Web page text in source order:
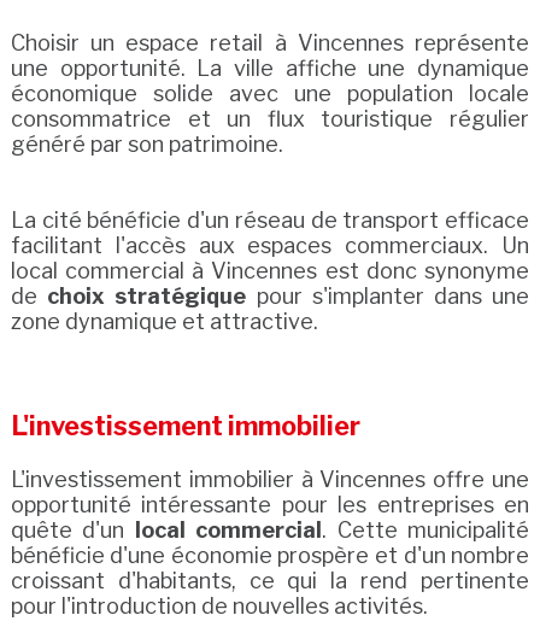
Choisir un espace retail à Vincennes représente
une opportunité. La ville affiche une dynamique
économique solide avec une population locale
consommatrice et un flux touristique régulier
généré par son patrimoine.
La cité bénéficie d'un réseau de transport efficace
facilitant l'accès aux espaces commerciaux. Un
local commercial à Vincennes est donc synonyme
de choix stratégique pour s'implanter dans une
zone dynamique et attractive.
L'investissement immobilier
L'investissement immobilier à Vincennes offre une
opportunité intéressante pour les entreprises en
quête d'un
local commercial . Cette municipalité
bénéficie d'une économie prospère et d'un nombre
croissant d'habitants, ce qui la rend pertinente
pour l'introduction de nouvelles activités.